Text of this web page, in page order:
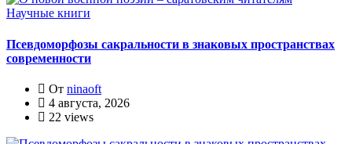
Научные книги
Псевдоморфозы сакральности в знаковых пространствах
современности
От ninaoft
4 августа, 2026
22 views